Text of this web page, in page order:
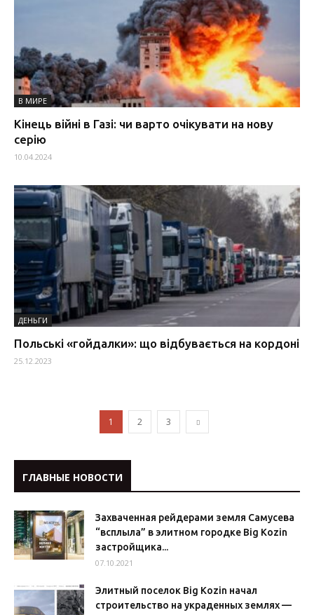
В МИРЕ
Кінець війні в Газі: чи варто очікувати на нову
серію
10.04.2024
ДЕНЬГИ
Польські «гойдалки»: що відбувається на кордоні
25.12.2023
1 2 3
ГЛАВНЫЕ НОВОСТИ
Захваченная рейдерами земля Самусева
“всплыла” в элитном городке Big Kozin
застройщика...
07.10.2021
Элитный поселок Big Kozin начал
строительство на украденных землях —